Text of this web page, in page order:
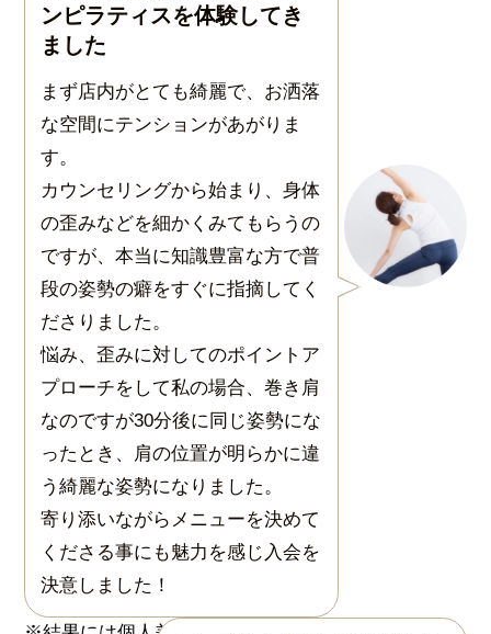
ンピラティスを体験してき
ました
まず店内がとても綺麗で、お洒落
な空間にテンションがあがりま
す。
カウンセリングから始まり、身体
の歪みなどを細かくみてもらうの
ですが、本当に知識豊富な方で普
段の姿勢の癖をすぐに指摘してく
ださりました。
悩み、歪みに対してのポイントア
プローチをして私の場合、巻き肩
なのですが30分後に同じ姿勢にな
ったとき、肩の位置が明らかに違
う綺麗な姿勢になりました。
寄り添いながらメニューを決めて
くださる事にも魅力を感じ入会を
決意しました！